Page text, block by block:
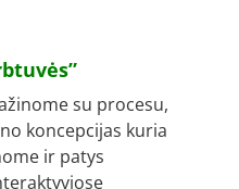
su procesu,
koncepcijas kuria
ir patys